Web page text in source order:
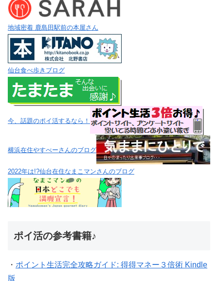
地域密着 鹿島田駅前の本屋さん
仙台食べ歩きブログ
今、話題のポイ活するなら！
横浜在住やすべーさんのブログ
2022年は!?仙台在住なまこマンさんのブログ
ポイ活の参考書籍♪
・ ポイント生活完全攻略ガイド: 得得マネー３倍術 Kindle
版